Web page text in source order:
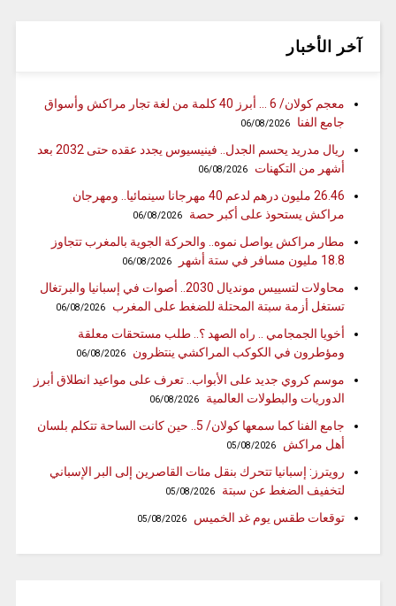
آخر الأخبار
معجم كولان/ 6 … أبرز 40 كلمة من لغة تجار مراكش وأسواق
جامع الفنا
06/08/2026
ريال مدريد يحسم الجدل.. فينيسيوس يجدد عقده حتى 2032 بعد
أشهر من التكهنات
06/08/2026
26.46 مليون درهم لدعم 40 مهرجانا سينمائيا.. ومهرجان
مراكش يستحوذ على أكبر حصة
06/08/2026
مطار مراكش يواصل نموه.. والحركة الجوية بالمغرب تتجاوز
18.8 مليون مسافر في ستة أشهر
06/08/2026
محاولات لتسييس مونديال 2030.. أصوات في إسبانيا والبرتغال
تستغل أزمة سبتة المحتلة للضغط على المغرب
06/08/2026
أخويا الجمجامي .. راه الصهد ؟.. طلب مستحقات معلقة
ومؤطرون في الكوكب المراكشي ينتظرون
06/08/2026
موسم كروي جديد على الأبواب.. تعرف على مواعيد انطلاق أبرز
الدوريات والبطولات العالمية
06/08/2026
جامع الفنا كما سمعها كولان/ 5.. حين كانت الساحة تتكلم بلسان
أهل مراكش
05/08/2026
رويترز: إسبانيا تتحرك بنقل مئات القاصرين إلى البر الإسباني
لتخفيف الضغط عن سبتة
05/08/2026
توقعات طقس يوم غد الخميس 05/08/2026